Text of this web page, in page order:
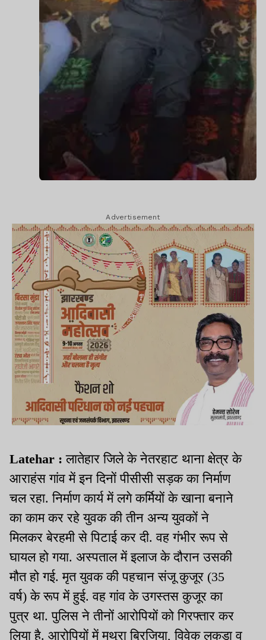
Advertisement
Latehar :लातेहार जिले के नेतरहाट थाना क्षेत्र के
आराहंस गांव में इन दिनों पीसीसी सड़क का निर्माण
चल रहा. निर्माण कार्य में लगे कर्मियों के खाना बनाने
का काम कर रहे युवक की तीन अन्य युवकों ने
मिलकर बेरहमी से पिटाई कर दी. वह गंभीर रूप से
घायल हो गया. अस्पताल में इलाज के दौरान उसकी
मौत हो गई. मृत युवक की पहचान संजू कुजूर (35
वर्ष) के रूप में हुई. वह गांव के उगस्तस कुजूर का
पुत्र था. पुलिस ने तीनों आरोपियों को गिरफ्तार कर
लिया है. आरोपियों में मथुरा ब्रिजिया, विवेक लकड़ा व